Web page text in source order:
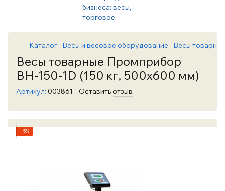
Каталог Весы и весовое оборудование Весы товарные
Весы товарные Промприбор
ВН-150-1D (150 кг, 500х600 мм)
Артикул: 003861 Оставить отзыв
−5%